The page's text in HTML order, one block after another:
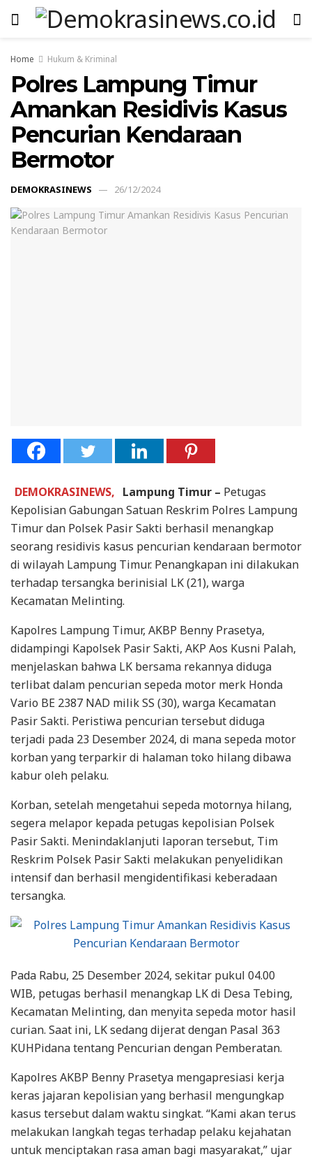
Home Hukum & Kriminal
Polres Lampung Timur
Amankan Residivis Kasus
Pencurian Kendaraan
Bermotor
DEMOKRASINEWS 26/12/2024
DEMOKRASINEWS, Lampung Timur – Petugas
Kepolisian Gabungan Satuan Reskrim Polres Lampung
Timur dan Polsek Pasir Sakti berhasil menangkap
seorang residivis kasus pencurian kendaraan bermotor
di wilayah Lampung Timur. Penangkapan ini dilakukan
terhadap tersangka berinisial LK (21), warga
Kecamatan Melinting.
Kapolres Lampung Timur, AKBP Benny Prasetya,
didampingi Kapolsek Pasir Sakti, AKP Aos Kusni Palah,
menjelaskan bahwa LK bersama rekannya diduga
terlibat dalam pencurian sepeda motor merk Honda
Vario BE 2387 NAD milik SS (30), warga Kecamatan
Pasir Sakti. Peristiwa pencurian tersebut diduga
terjadi pada 23 Desember 2024, di mana sepeda motor
korban yang terparkir di halaman toko hilang dibawa
kabur oleh pelaku.
Korban, setelah mengetahui sepeda motornya hilang,
segera melapor kepada petugas kepolisian Polsek
Pasir Sakti. Menindaklanjuti laporan tersebut, Tim
Reskrim Polsek Pasir Sakti melakukan penyelidikan
intensif dan berhasil mengidentifikasi keberadaan
tersangka.
Pada Rabu, 25 Desember 2024, sekitar pukul 04.00
WIB, petugas berhasil menangkap LK di Desa Tebing,
Kecamatan Melinting, dan menyita sepeda motor hasil
curian. Saat ini, LK sedang dijerat dengan Pasal 363
KUHPidana tentang Pencurian dengan Pemberatan.
Kapolres AKBP Benny Prasetya mengapresiasi kerja
keras jajaran kepolisian yang berhasil mengungkap
kasus tersebut dalam waktu singkat. “Kami akan terus
melakukan langkah tegas terhadap pelaku kejahatan
untuk menciptakan rasa aman bagi masyarakat,” ujar